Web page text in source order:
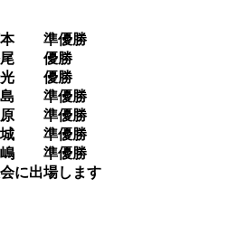
準優勝
優勝
優勝
準優勝
原 準優勝
準優勝
準優勝
に出場します